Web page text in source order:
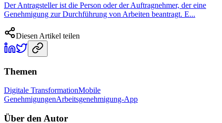
Der Antragsteller ist die Person oder der Auftragnehmer, der eine
Genehmigung zur Durchführung von Arbeiten beantragt. E...
Diesen Artikel teilen
Themen
Digitale TransformationMobile
GenehmigungenArbeitsgenehmigung-App
Über den Autor